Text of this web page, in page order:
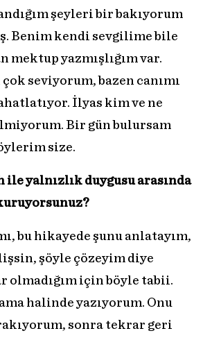
şeyleri bir bakıyorum
Benim kendi sevgilime bile
mektup yazmışlığım var.
seviyorum, bazen canımı
İlyas kim ve ne
Bir gün bulursam
size.
yalnızlık duygusu arasında
bu hikayede şunu anlatayım,
şöyle çözeyim diye
olmadığım için böyle tabii.
halinde yazıyorum. Onu
sonra tekrar geri